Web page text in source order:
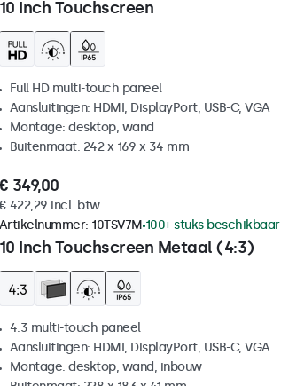
10 Inch Touchscreen
Full HD multi-touch paneel
Aansluitingen: HDMI, DisplayPort, USB-C, VGA
Montage: desktop, wand
Buitenmaat: 242 x 169 x 34 mm
€ 349,00
€ 422,29 incl. btw
10 Inch Touchscreen Metaal (4:3)
Artikelnummer: 10TSV7M 100+ stuks beschikbaar
4:3 multi-touch paneel
Aansluitingen: HDMI, DisplayPort, USB-C, VGA
Montage: desktop, wand, inbouw